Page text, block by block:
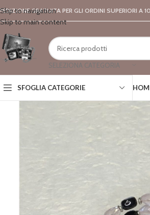
Skip to navigation
Skip to main content
GRATUITA PER GLI ORDINI SUPERIORI A
SELEZIONA CATEGORIA
SFOGLIA CATEGORIE